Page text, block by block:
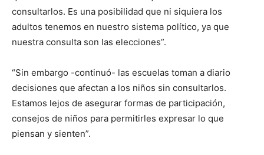
consultarlos. Es una posibilidad que ni siquiera los
adultos tenemos en nuestro sistema político, ya que
nuestra consulta son las elecciones”.
“Sin embargo -continuó- las escuelas toman a diario
decisiones que afectan a los niños sin consultarlos.
Estamos lejos de asegurar formas de participación,
consejos de niños para permitirles expresar lo que
piensan y sienten”.